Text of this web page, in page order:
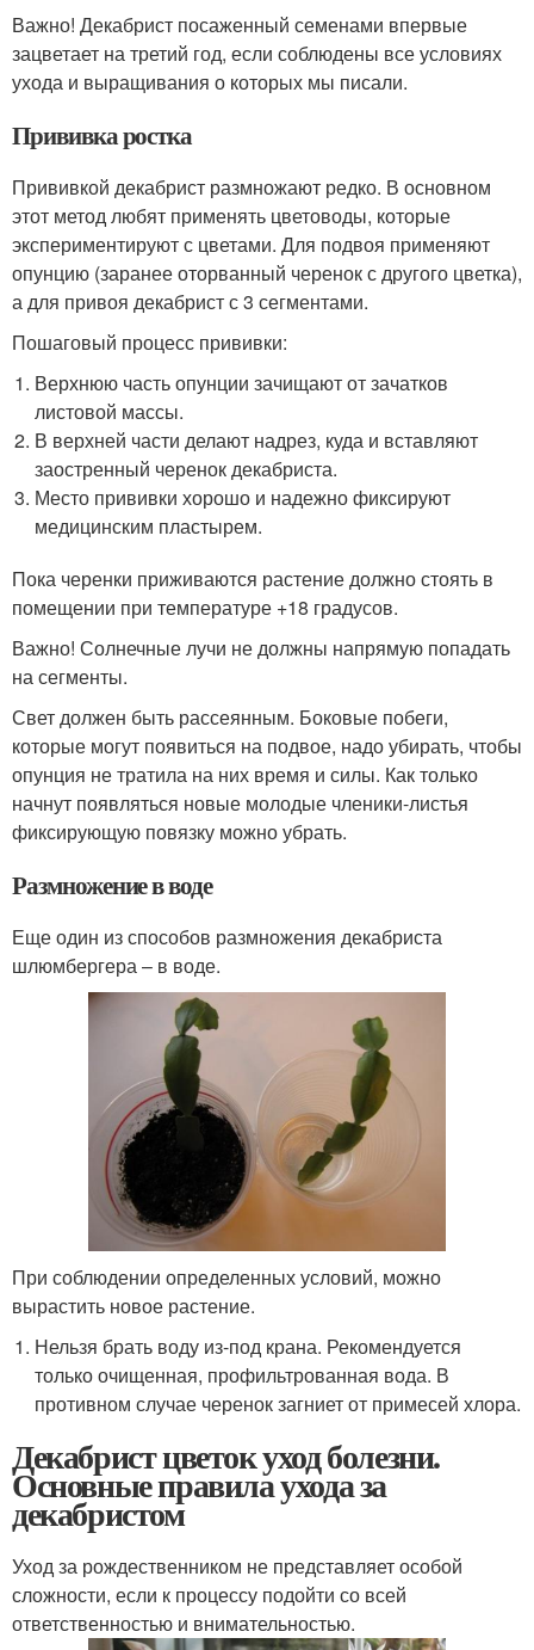
Важно! Декабрист посаженный семенами впервые
зацветает на третий год, если соблюдены все условиях
ухода и выращивания о которых мы писали.
Прививка ростка
Прививкой декабрист размножают редко. В основном
этот метод любят применять цветоводы, которые
экспериментируют с цветами. Для подвоя применяют
опунцию (заранее оторванный черенок с другого цветка),
а для привоя декабрист с 3 сегментами.
Пошаговый процесс прививки:
Верхнюю часть опунции зачищают от зачатков
листовой массы.
В верхней части делают надрез, куда и вставляют
заостренный черенок декабриста.
Место прививки хорошо и надежно фиксируют
медицинским пластырем.
Пока черенки приживаются растение должно стоять в
помещении при температуре +18 градусов.
Важно! Солнечные лучи не должны напрямую попадать
на сегменты.
Свет должен быть рассеянным. Боковые побеги,
которые могут появиться на подвое, надо убирать, чтобы
опунция не тратила на них время и силы. Как только
начнут появляться новые молодые членики-листья
фиксирующую повязку можно убрать.
Размножение в воде
Еще один из способов размножения декабриста
шлюмбергера – в воде.
При соблюдении определенных условий, можно
вырастить новое растение.
Нельзя брать воду из-под крана. Рекомендуется
только очищенная, профильтрованная вода. В
противном случае черенок загниет от примесей хлора.
Декабрист цветок уход болезни.
Основные правила ухода за
декабристом
Уход за рождественником не представляет особой
сложности, если к процессу подойти со всей
ответственностью и внимательностью.